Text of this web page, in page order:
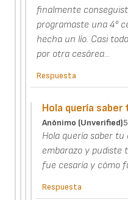
finalmente
programaste una 4°
hecha un lío. Casi
por otra cesárea...
Respuesta
Hola quería saber
Anónimo (unverified)
Hola quería saber
embarazo y pudiste
fue cesaría y cómo
Respuesta